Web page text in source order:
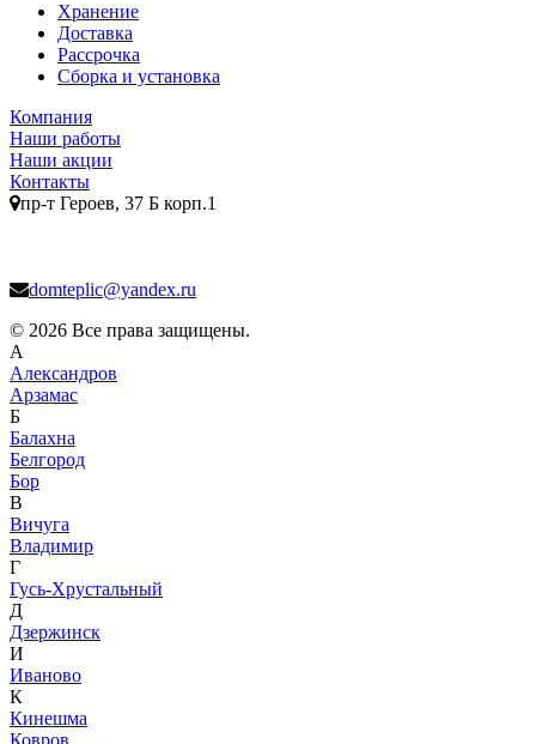
Хранение
Доставка
Рассрочка
Сборка и установка
Компания
Наши работы
Наши акции
Контакты
пр-т Героев, 37 Б корп.1
domteplic@yandex.ru
© 2026 Все права защищены.
А
Александров
Арзамас
Б
Балахна
Белгород
Бор
В
Вичуга
Владимир
Г
Гусь-Хрустальный
Д
Дзержинск
И
Иваново
К
Кинешма
Ковров